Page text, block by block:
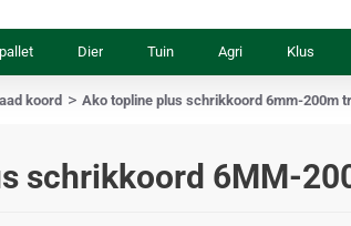
Dier Tuin Agri Klus
schrikkoord 6MM-
koord Ako topline plus schrikkoord 6mm-200m